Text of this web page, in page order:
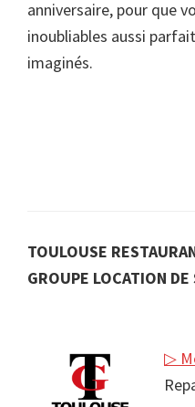
anniversaire, pour que
inoubliables aussi
imaginés.
TOULOUSE
GROUPE LOCATION
▷